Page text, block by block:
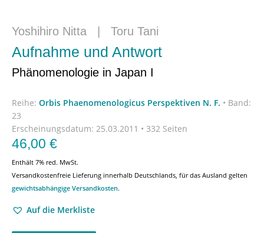
Yoshihiro Nitta | Toru Tani
Aufnahme und Antwort
Phänomenologie in Japan I
Reihe: Orbis Phaenomenologicus Perspektiven N. F. • Band:
23
Erscheinungsdatum: 25.03.2011 • 332 Seiten
46,00 €
Enthält 7% red. MwSt.
Versandkostenfreie Lieferung innerhalb Deutschlands, für das Ausland gelten
gewichtsabhängige Versandkosten.
Auf die Merkliste